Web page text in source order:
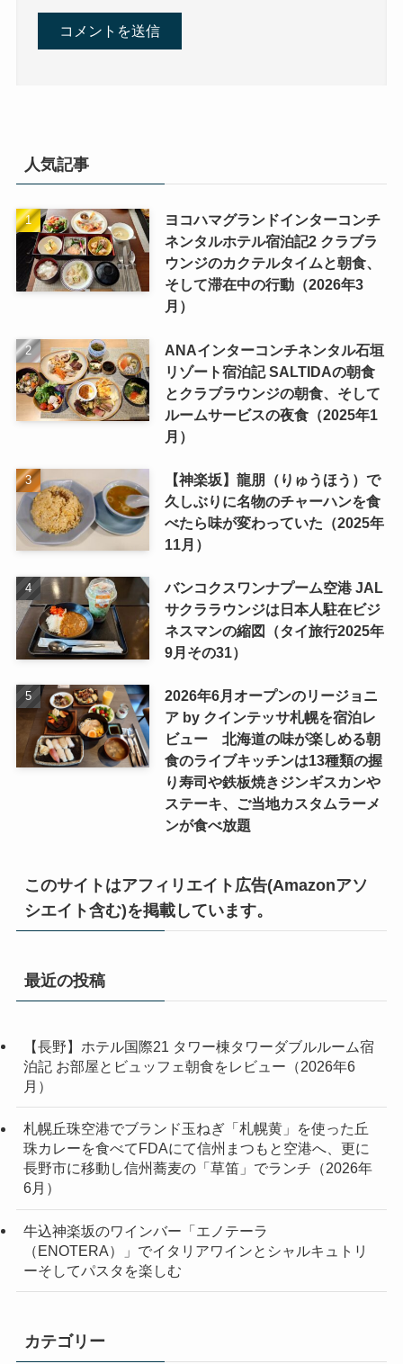
人気記事
ヨコハマグランドインターコンチ
ネンタルホテル宿泊記2 クラブラ
ウンジのカクテルタイムと朝食、
そして滞在中の行動（2026年3
月）
ANAインターコンチネンタル石垣
リゾート宿泊記 SALTIDAの朝食
とクラブラウンジの朝食、そして
ルームサービスの夜食（2025年1
月）
【神楽坂】龍朋（りゅうほう）で
久しぶりに名物のチャーハンを食
べたら味が変わっていた（2025年
11月）
バンコクスワンナプーム空港 JAL
サクララウンジは日本人駐在ビジ
ネスマンの縮図（タイ旅行2025年
9月その31）
2026年6月オープンのリージョニ
ア by クインテッサ札幌を宿泊レ
ビュー 北海道の味が楽しめる朝
食のライブキッチンは13種類の握
り寿司や鉄板焼きジンギスカンや
ステーキ、ご当地カスタムラーメ
ンが食べ放題
このサイトはアフィリエイト広告(Amazonアソ
シエイト含む)を掲載しています。
最近の投稿
【長野】ホテル国際21 タワー棟タワーダブルルーム宿
泊記 お部屋とビュッフェ朝食をレビュー（2026年6
月）
札幌丘珠空港でブランド玉ねぎ「札幌黄」を使った丘
珠カレーを食べてFDAにて信州まつもと空港へ、更に
長野市に移動し信州蕎麦の「草笛」でランチ（2026年
6月）
牛込神楽坂のワインバー「エノテーラ
（ENOTERA）」でイタリアワインとシャルキュトリ
ーそしてパスタを楽しむ
カテゴリー